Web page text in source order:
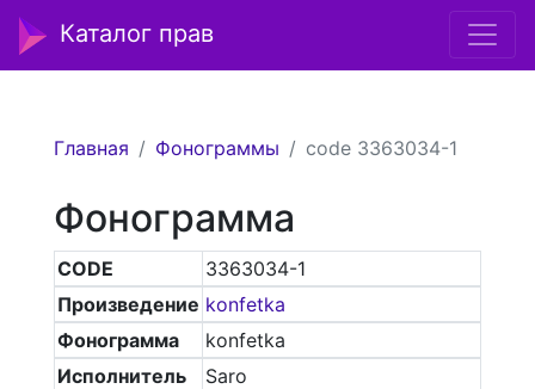
Каталог прав
Главная Фонограммы code 3363034-1
Фонограмма
CODE
3363034-1
Произведение konfetka
Фонограмма
konfetka
Исполнитель
Saro